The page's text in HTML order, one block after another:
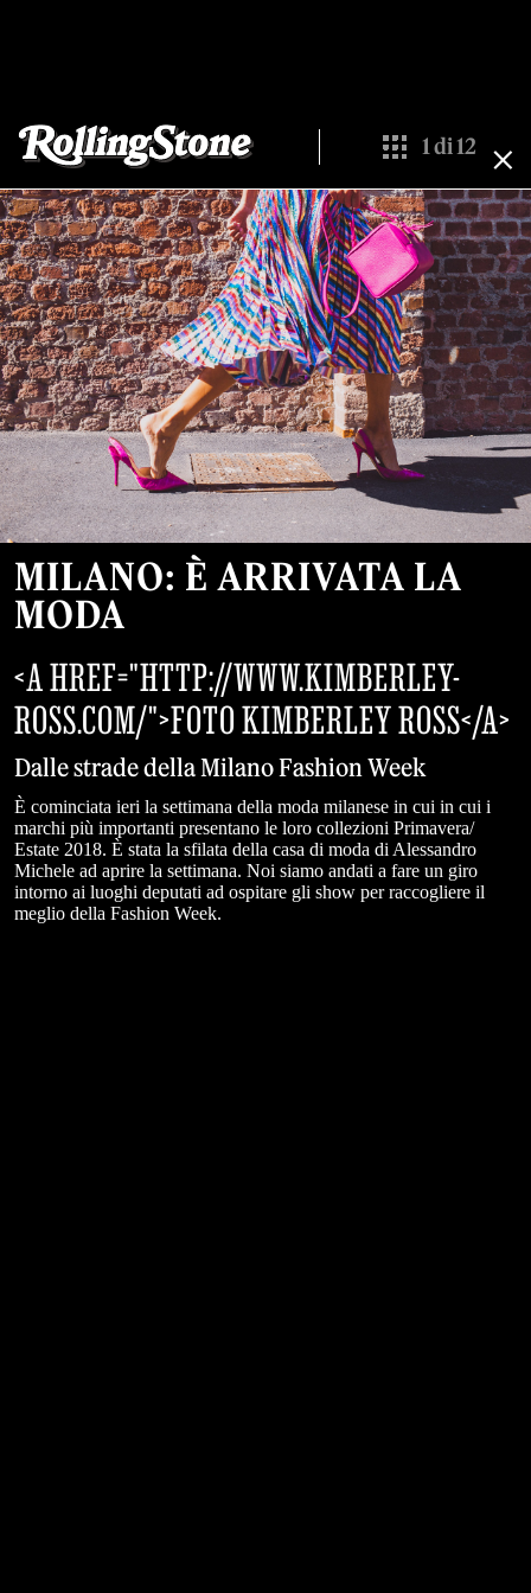
Show All
1di12
MILANO: È ARRIVATA LA
MODA
<A HREF="HTTP://WWW.KIMBERLEY-
ROSS.COM/">FOTO KIMBERLEY ROSS</A>
Dalle strade della Milano Fashion Week
È cominciata ieri la settimana della moda milanese in cui in cui i
marchi più importanti presentano le loro collezioni Primavera/
Estate 2018. È stata la sfilata della casa di moda di Alessandro
Michele ad aprire la settimana. Noi siamo andati a fare un giro
intorno ai luoghi deputati ad ospitare gli show per raccogliere il
meglio della Fashion Week.